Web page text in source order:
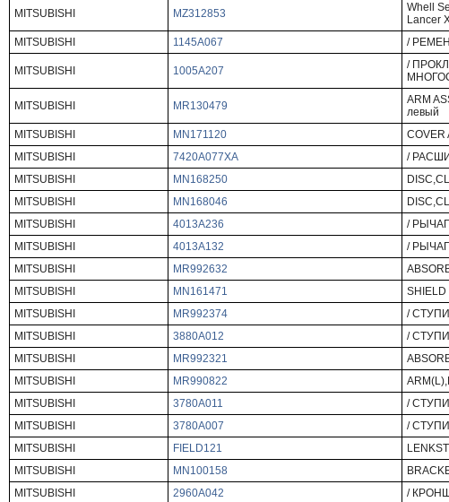
MITSUBISHI MZ312853
Whell
Lancer
MITSUBISHI
1145A067 /
MITSUBISHI 1005A207
/
MITSUBISHI MR130479
ARM
левый
MITSUBISHI
MN171120
MITSUBISHI
7420A077XA
/
MITSUBISHI
MN168250
MITSUBISHI
MN168046
MITSUBISHI
4013A236
/
MITSUBISHI
4013A132
/
MITSUBISHI
MR992632
MITSUBISHI
MN161471
MITSUBISHI
MR992374
/
MITSUBISHI
3880A012
/
MITSUBISHI
MR992321
MITSUBISHI
MR990822
MITSUBISHI
3780A011
/
MITSUBISHI
3780A007
/
MITSUBISHI
FIELD121
MITSUBISHI
MN100158
MITSUBISHI
2960A042
/